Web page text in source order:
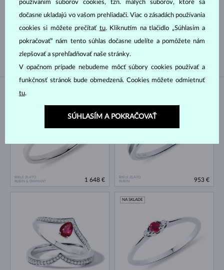
Druh perly
AKOYA SLADKOVODNÉ
TAHITSKÁ JUŽNÉHO PACIFIKU
BIELE ZLATO
RUBÍN & DIAMANT
NA SKLADE
1 648 €
BIELE ZLATO
RUBÍN
953 €
NA SKLADE
používaním súborov cookies, tzn. malých súborov, ktoré sa
dočasne ukladajú vo vašom prehliadači. Viac o zásadách používania
cookies si môžete prečítať tu. Kliknutím na tlačidlo „Súhlasím a
pokračovať“ nám tento súhlas dočasne udelíte a pomôžete nám
zlepšovať a sprehľadňovať naše stránky.
V opačnom prípade nebudeme môcť súbory cookies používať a
funkčnosť stránok bude obmedzená. Cookies môžete odmietnuť
tu.
SÚHLASÍM A POKRAČOVAŤ